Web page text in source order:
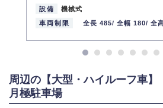
設備
機械式
車両制限
全長 485/ 全幅 180/ 全
周辺の【大型・ハイルーフ車】
月極駐車場